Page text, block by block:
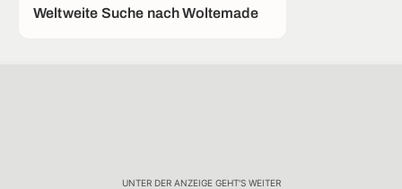
Weltweite Suche nach Woltemade
UNTER DER ANZEIGE GEHT'S WEITER